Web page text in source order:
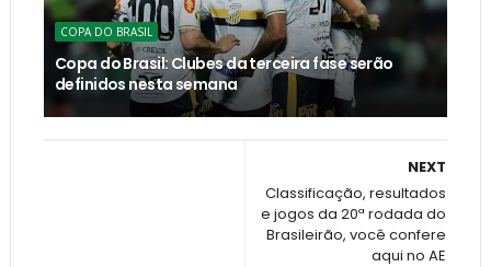
COPA DO BRASIL
Copa do Brasil: Clubes da terceira fase serão
definidos nesta semana
NEXT
Classificação, resultados
e jogos da 20ª rodada do
Brasileirão, você confere
aqui no AE